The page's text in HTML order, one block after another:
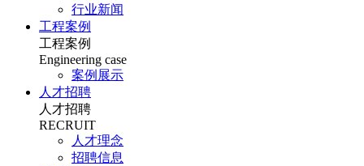
行业新闻
工程案例
工程案例
Engineering case
案例展示
人才招聘
人才招聘
RECRUIT
人才理念
招聘信息